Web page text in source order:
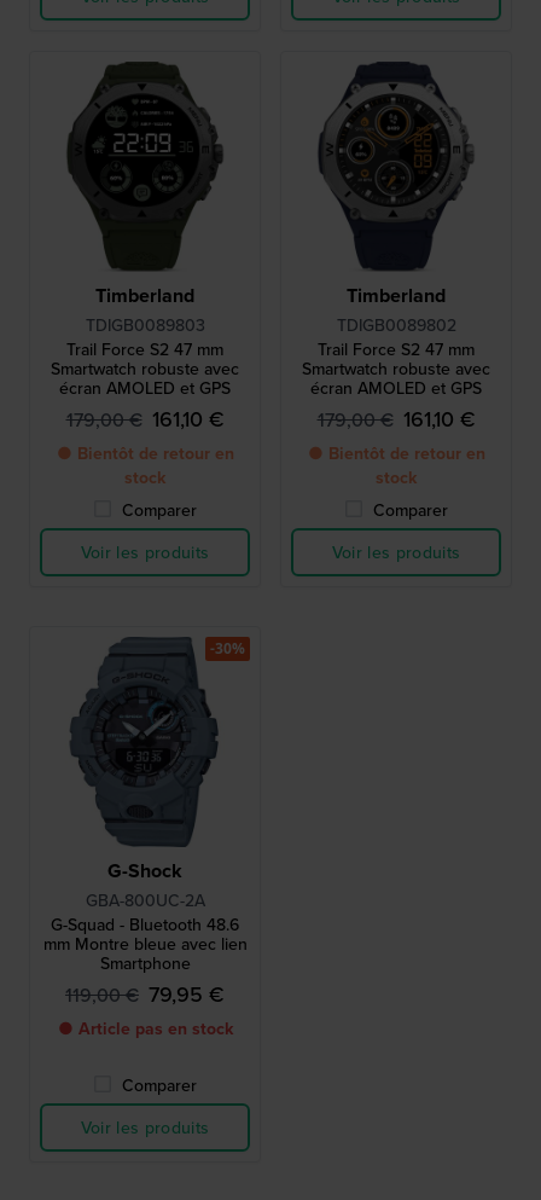
Timberland
TDIGB0089803
Trail Force S2 47 mm
Smartwatch robuste avec
écran AMOLED et GPS
179,00 € 161,10 €
● Bientôt de retour en
stock
Comparer
Voir les produits
Timberland
TDIGB0089802
Trail Force S2 47 mm
Smartwatch robuste avec
écran AMOLED et GPS
179,00 € 161,10 €
● Bientôt de retour en
stock
Comparer
Voir les produits
G-Shock
GBA-800UC-2A
G-Squad - Bluetooth 48.6
mm Montre bleue avec lien
Smartphone
119,00 € 79,95 €
● Article pas en stock
Comparer
Voir les produits
-30%